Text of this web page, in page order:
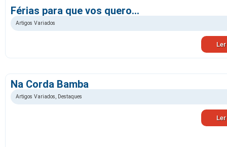
Férias para que vos quero…
Artigos Variados
Na Corda Bamba
Artigos Variados, Destaques